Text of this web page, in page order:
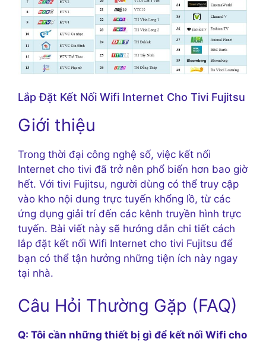
Lắp Đặt Kết Nối Wifi Internet Cho Tivi Fujitsu
Giới thiệu
Trong thời đại công nghệ số, việc kết nối
Internet cho tivi đã trở nên phổ biến hơn bao giờ
hết. Với tivi Fujitsu, người dùng có thể truy cập
vào kho nội dung trực tuyến khổng lồ, từ các
ứng dụng giải trí đến các kênh truyền hình trực
tuyến. Bài viết này sẽ hướng dẫn chi tiết cách
lắp đặt kết nối Wifi Internet cho tivi Fujitsu để
bạn có thể tận hưởng những tiện ích này ngay
tại nhà.
Câu Hỏi Thường Gặp (FAQ)
Q: Tôi cần những thiết bị gì để kết nối Wifi cho